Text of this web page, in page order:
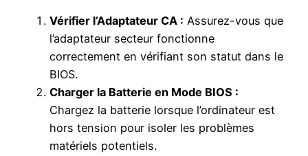
Vérifier l’Adaptateur CA : Assurez-vous que
l’adaptateur secteur fonctionne
correctement en vérifiant son statut dans le
BIOS.
Charger la Batterie en Mode BIOS :
Chargez la batterie lorsque l’ordinateur est
hors tension pour isoler les problèmes
matériels potentiels.